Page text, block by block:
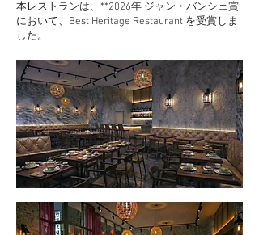
本レストランは、**2026年 ジャン・バンシェ賞
において、Best Heritage Restaurant を受賞しま
した。